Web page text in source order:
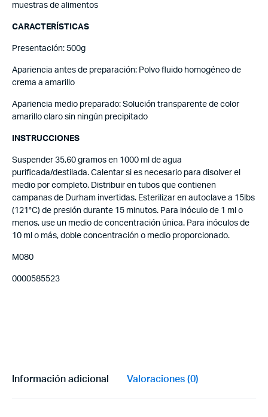
muestras de alimentos
CARACTERÍSTICAS
Presentación: 500g
Apariencia antes de preparación: Polvo fluido homogéneo de
crema a amarillo
Apariencia medio preparado: Solución transparente de color
amarillo claro sin ningún precipitado
INSTRUCCIONES
Suspender 35,60 gramos en 1000 ml de agua
purificada/destilada. Calentar si es necesario para disolver el
medio por completo. Distribuir en tubos que contienen
campanas de Durham invertidas. Esterilizar en autoclave a 15lbs
(121°C) de presión durante 15 minutos. Para inóculo de 1 ml o
menos, use un medio de concentración única. Para inóculos de
10 ml o más, doble concentración o medio proporcionado.
M080
0000585523
Información adicional Valoraciones (0)